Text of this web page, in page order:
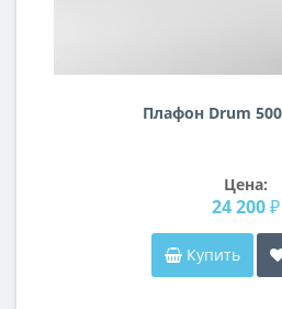
Плафон Drum
Цена:
24 200 ₽
Купить